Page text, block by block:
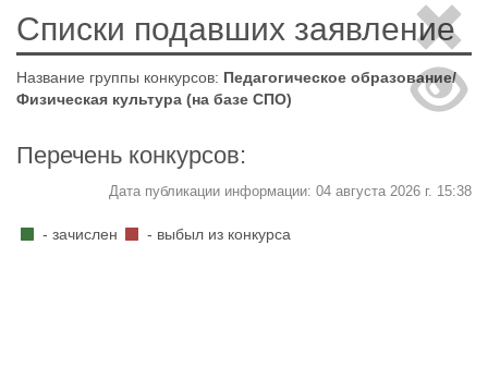
Списки подавших заявление
Название группы конкурсов: Педагогическое образование/
Физическая культура (на базе СПО)
Перечень конкурсов:
Дата публикации информации: 04 августа 2026 г. 15:38
- зачислен - выбыл из конкурса